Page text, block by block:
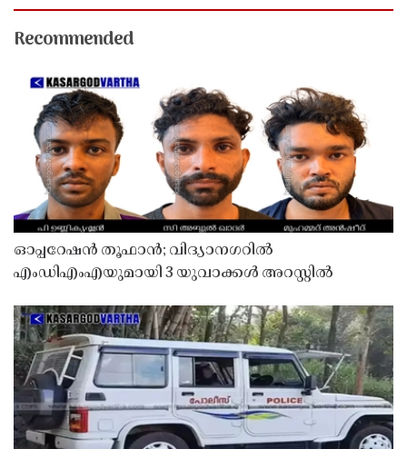
Recommended
ഓപ്പറേഷൻ തൂഫാൻ; വിദ്യാനഗറിൽ
എംഡിഎംഎയുമായി 3 യുവാക്കൾ അറസ്റ്റിൽ